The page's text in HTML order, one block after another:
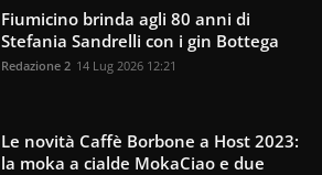
Fiumicino brinda agli 80 anni di
Stefania Sandrelli con i gin Bottega
Redazione 2 14 Lug 2026 12:21
Le novità Caffè Borbone a Host 2023:
la moka a cialde MokaCiao e due